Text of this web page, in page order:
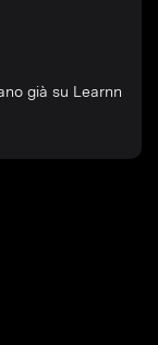
già su Learnn